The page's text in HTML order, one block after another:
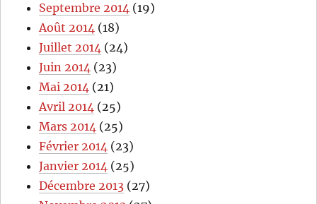
Septembre 2014 (19)
Août 2014 (18)
Juillet 2014 (24)
Juin 2014 (23)
Mai 2014 (21)
Avril 2014 (25)
Mars 2014 (25)
Février 2014 (23)
Janvier 2014 (25)
Décembre 2013 (27)